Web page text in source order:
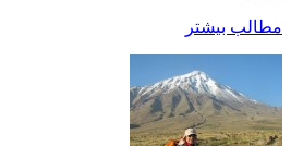
مطالب بیشتر